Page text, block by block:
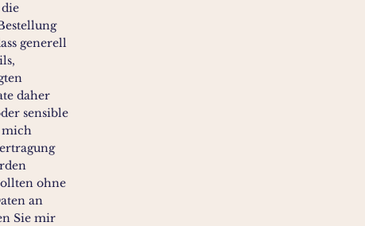
generell
daher
sensible
mich
ohne
an
Sie mir